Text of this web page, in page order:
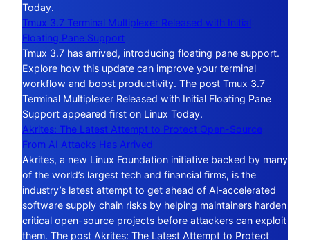
Today.
Tmux 3.7 Terminal Multiplexer Released with Initial
Floating Pane Support
Tmux 3.7 has arrived, introducing floating pane support.
Explore how this update can improve your terminal
workflow and boost productivity. The post Tmux 3.7
Terminal Multiplexer Released with Initial Floating Pane
Support appeared first on Linux Today.
Akrites: The Latest Attempt to Protect Open-Source
From AI Attacks Has Arrived
Akrites, a new Linux Foundation initiative backed by many
of the world’s largest tech and financial firms, is the
industry’s latest attempt to get ahead of AI‑accelerated
software supply chain risks by helping maintainers harden
critical open-source projects before attackers can exploit
them. The post Akrites: The Latest Attempt to Protect